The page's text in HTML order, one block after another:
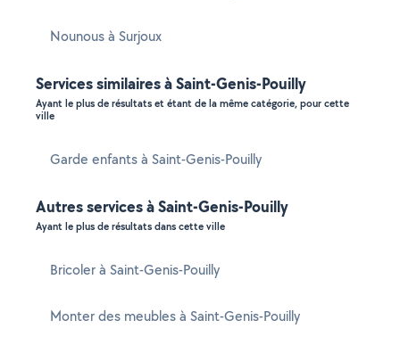
Nounous à Surjoux
Services similaires à Saint-Genis-Pouilly
Ayant le plus de résultats et étant de la même catégorie, pour cette
ville
Garde enfants à Saint-Genis-Pouilly
Autres services à Saint-Genis-Pouilly
Ayant le plus de résultats dans cette ville
Bricoler à Saint-Genis-Pouilly
Monter des meubles à Saint-Genis-Pouilly